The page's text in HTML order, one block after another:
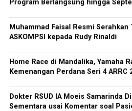
Program Berlangsung hingga
Muhammad Faisal Resmi
ASKOMPSI kepada Rudy Rinaldi
Home Race di Mandalika, Yamaha
Kemenangan Perdana Seri 4 ARRC
Dokter RSUD IA Moeis Samarinda
Sementara usai Komentar soal